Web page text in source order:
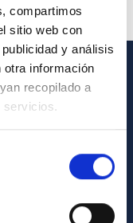
compartimos
sitio web con
y análisis
otra información
recopilado a
servicios.